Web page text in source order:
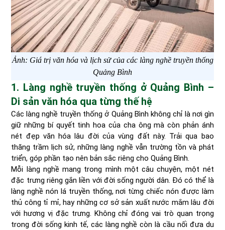
Ảnh: Giá trị văn hóa và lịch sử của các làng nghề truyền thống
Quảng Bình
1. Làng nghề truyền thống ở Quảng Bình –
Di sản văn hóa qua từng thế hệ
Các làng nghề truyền thống ở Quảng Bình không chỉ là nơi gìn
giữ những bí quyết tinh hoa của cha ông mà còn phản ánh
nét đẹp văn hóa lâu đời của vùng đất này. Trải qua bao
thăng trầm lịch sử, những làng nghề vẫn trường tồn và phát
triển, góp phần tạo nên bản sắc riêng cho Quảng Bình.
Mỗi làng nghề mang trong mình một câu chuyện, một nét
đặc trưng riêng gắn liền với đời sống người dân. Đó có thể là
làng nghề nón lá truyền thống, nơi từng chiếc nón được làm
thủ công tỉ mỉ, hay những cơ sở sản xuất nước mắm lâu đời
với hương vị đặc trưng. Không chỉ đóng vai trò quan trọng
trong đời sống kinh tế, các làng nghề còn là cầu nối đưa du